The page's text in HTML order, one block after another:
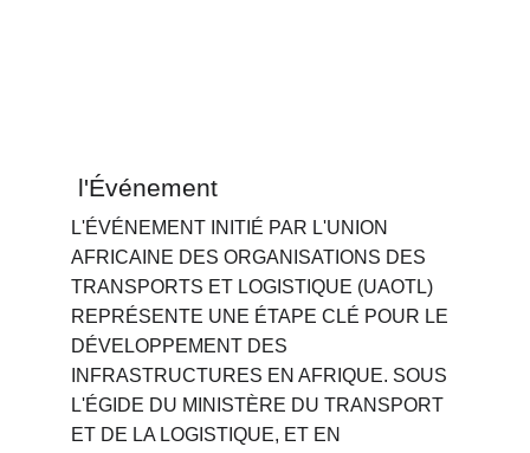
l'Événement
L'ÉVÉNEMENT INITIÉ PAR L'UNION
AFRICAINE DES ORGANISATIONS DES
TRANSPORTS ET LOGISTIQUE (UAOTL)
REPRÉSENTE UNE ÉTAPE CLÉ POUR LE
DÉVELOPPEMENT DES
INFRASTRUCTURES EN AFRIQUE. SOUS
L'ÉGIDE DU MINISTÈRE DU TRANSPORT
ET DE LA LOGISTIQUE, ET EN